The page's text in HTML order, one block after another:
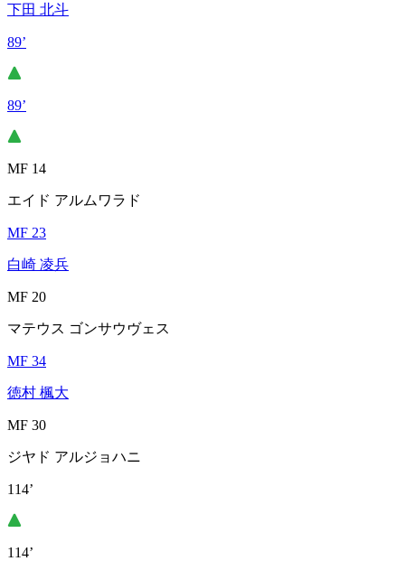
下田 北斗
89’
89’
MF 14
エイド アルムワラド
MF 23
白崎 凌兵
MF 20
マテウス ゴンサウヴェス
MF 34
徳村 楓大
MF 30
ジヤド アルジョハニ
114’
114’